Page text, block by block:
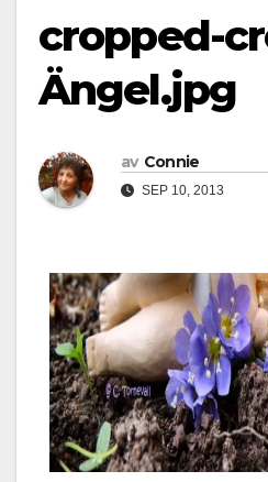
cropped-
Ängel.jpg
av Connie
SEP 10, 2013